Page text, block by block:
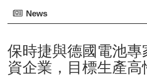
News
保時捷與德國電池專
資企業，目標生產高